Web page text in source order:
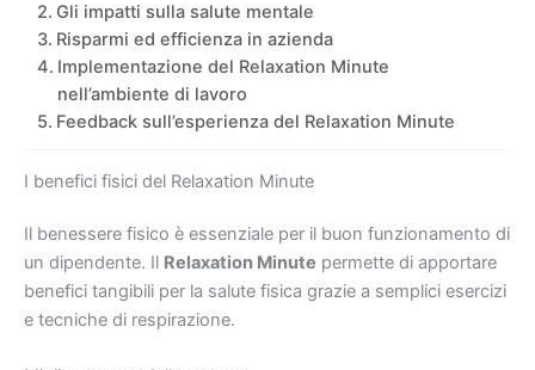
Gli impatti sulla salute mentale
Risparmi ed efficienza in azienda
Implementazione del Relaxation Minute
nell’ambiente di lavoro
Feedback sull’esperienza del Relaxation Minute
I benefici fisici del Relaxation Minute
Il benessere fisico è essenziale per il buon funzionamento di
un dipendente. Il Relaxation Minute permette di apportare
benefici tangibili per la salute fisica grazie a semplici esercizi
e tecniche di respirazione.